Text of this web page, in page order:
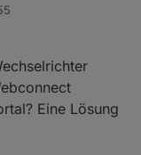
Eine Lösung